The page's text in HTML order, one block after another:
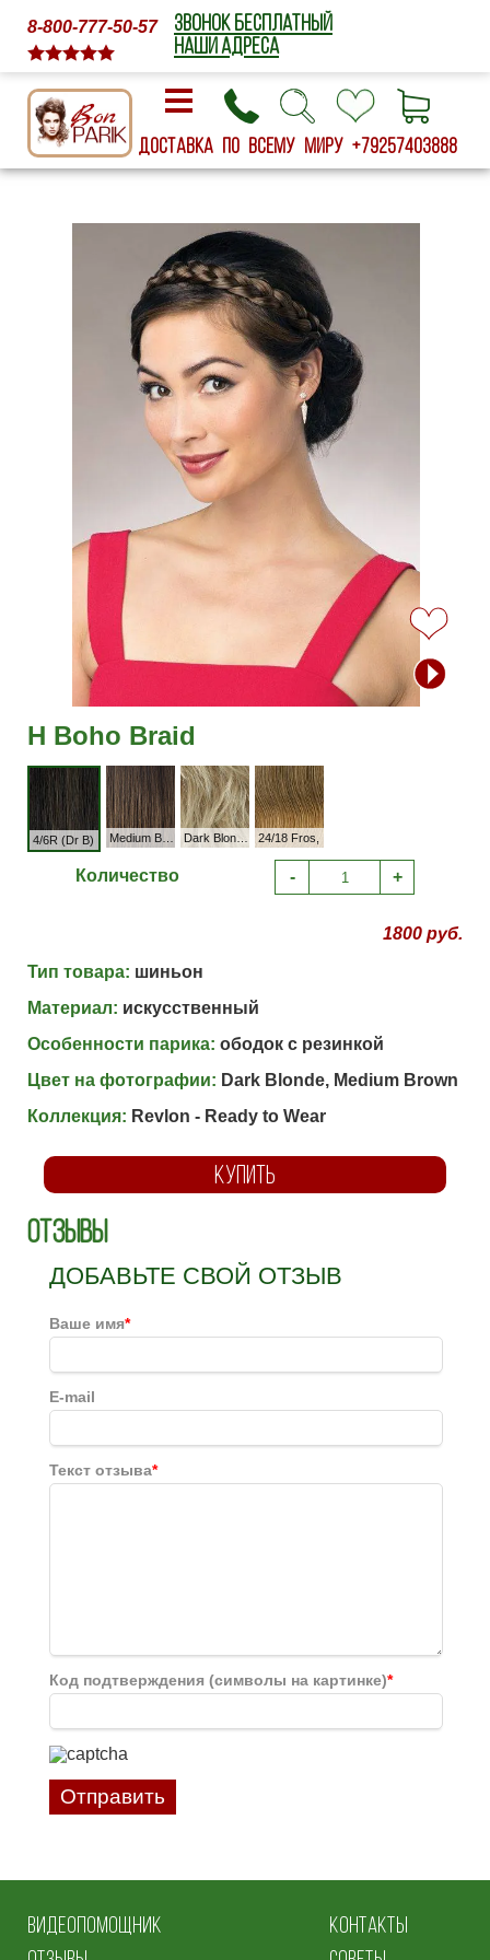
8-800-777-50-57
ЗВОНОК БЕСПЛАТНЫЙ
НАШИ АДРЕСА
Доставка по всему миру +79257403888
Н Boho Braid
4/6R (Dr B) 24/18 Fros,
Количество - +
1800 руб.
Тип товара: шиньон
Материал: искусственный
Особенности парика: ободок с резинкой
Цвет на фотографии: Dark Blonde, Medium Brown
Коллекция: Revlon - Ready to Wear
КУПИТЬ
Отзывы
ДОБАВЬТЕ СВОЙ ОТЗЫВ
Ваше имя*
E-mail
Текст отзыва*
Код подтверждения (символы на картинке)*
Отправить
ВИДЕОПОМОЩНИК
КОНТАКТЫ